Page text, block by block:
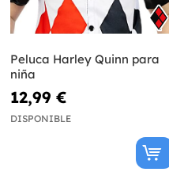
Peluca Harley Quinn para
niña
12,99 €
DISPONIBLE